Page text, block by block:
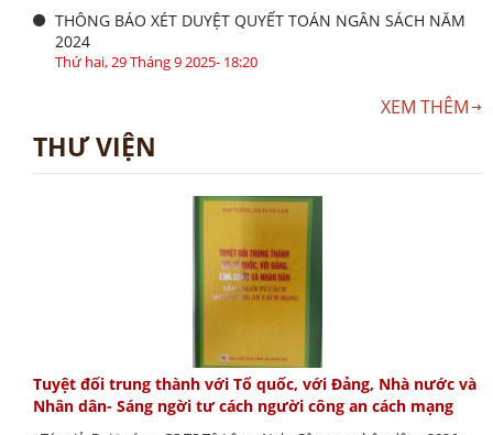
THÔNG BÁO XÉT DUYỆT QUYẾT TOÁN NGÂN SÁCH NĂM
2024
Thứ hai, 29 Tháng 9 2025- 18:20
XEM THÊM
THƯ VIỆN
Tuyệt đối trung thành với Tổ quốc, với Đảng, Nhà nước và
Nhân dân- Sáng ngời tư cách người công an cách mạng